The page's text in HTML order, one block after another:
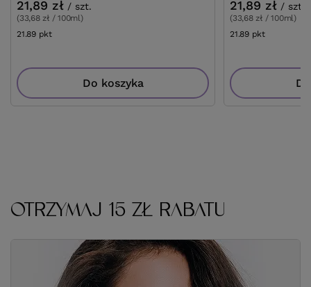
21,89 zł / szt.
(33,68 zł / 100ml)
21.89 pktpunktów
Do koszyka
21,89 zł / szt.
(33,68 zł / 100ml)
21.89 pktpunktów
OTRZYMAJ 15 ZŁ RABATU